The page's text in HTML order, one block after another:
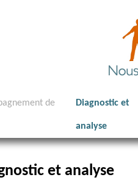
de Diagnostic et
analyse
et analyse